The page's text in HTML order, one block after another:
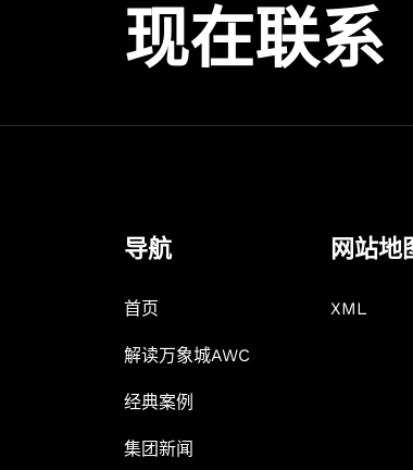
现在联系
导航
首页
解读万象城AWC
经典案例
集团新闻
网站地
XML